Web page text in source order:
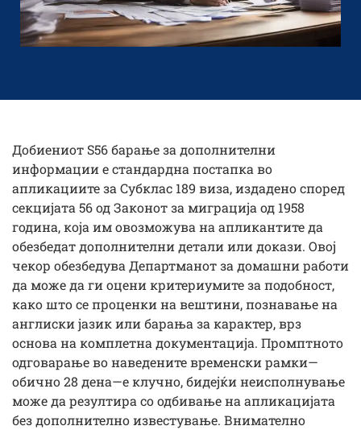
Добиениот S56 барање за дополнителни
информации е стандардна постапка во
апликациите за Субклас 189 виза, издадено според
секцијата 56 од Законот за миграција од 1958
година, која им овозможува на апликантите да
обезбедат дополнителни детали или докази. Овој
чекор обезбедува Департманот за домашни работи
да може да ги оцени критериумите за подобност,
како што се проценки на вештини, познавање на
англиски јазик или барања за карактер, врз
основа на комплетна документација. Промптното
одговарање во наведените временски рамки—
обично 28 дена—е клучно, бидејќи неисполнување
може да резултира со одбивање на апликацијата
без дополнително известување. Внимателно